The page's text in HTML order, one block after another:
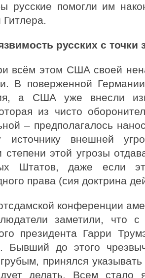
русские помогли им
русских с
всём этом США своей
В поверженной
а США уже внесли
из чисто
– предполагалось
внешней
степени этой угрозы
Штатов, даже если
права (сия доктрина
конференции
заметили, что с
президента Гарри
Бывший до этого
принялся
делать. Всем стало